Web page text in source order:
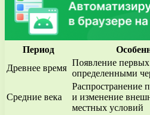
Период
Древнее время
Появление
определенными
Средние века
Распространение
и изменение
местных условий